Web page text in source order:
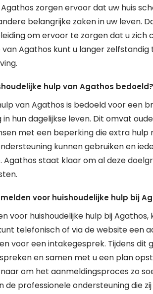
zorgen ervoor dat uw huis
belangrijke zaken in uw leven.
om ervoor te zorgen dat u zich
van Agathos kunt u langer
hulp van Agathos bedoeld?
van Agathos is bedoeld voor een
hun dagelijkse leven. Dit omvat
met een beperking die extra hulp
kunnen gebruiken en
Agathos staat klaar om al deze
voor huishoudelijke hulp bij
voor huishoudelijke hulp bij
telefonisch of via de website een
voor een intakegesprek. Tijdens dit
en samen met u een plan
om het aanmeldingsproces zo
professionele ondersteuning die zij